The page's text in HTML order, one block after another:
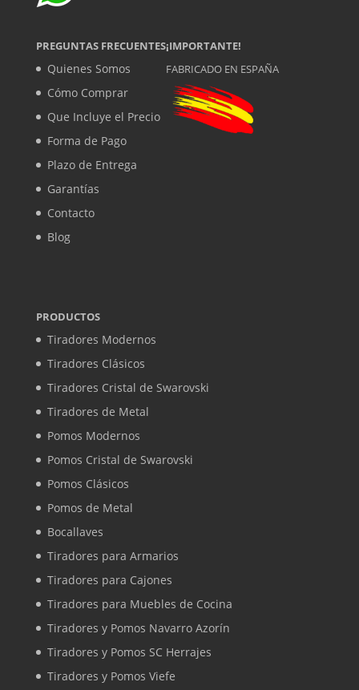
PREGUNTAS FRECUENTES
Quienes Somos
Cómo Comprar
Que Incluye el Precio
Forma de Pago
Plazo de Entrega
Garantías
Contacto
Blog
¡IMPORTANTE!
FABRICADO EN ESPAÑA
PRODUCTOS
Tiradores Modernos
Tiradores Clásicos
Tiradores Cristal de Swarovski
Tiradores de Metal
Pomos Modernos
Pomos Cristal de Swarovski
Pomos Clásicos
Pomos de Metal
Bocallaves
Tiradores para Armarios
Tiradores para Cajones
Tiradores para Muebles de Cocina
Tiradores y Pomos Navarro Azorín
Tiradores y Pomos SC Herrajes
Tiradores y Pomos Viefe